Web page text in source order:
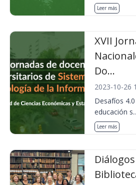
Leer más
XVII
Do...
2023-10-26
Desafíos
educación
Leer más